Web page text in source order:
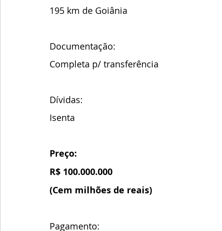
195 km de Goiânia
Documentação:
Completa p/ transferência
Dívidas:
Isenta
Preço:
R$ 100.000.000
(Cem milhões de reais)
Pagamento: